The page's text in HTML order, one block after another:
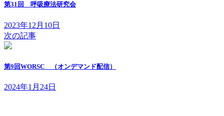
第31回 呼吸療法研究会
2023年12月10日
次の記事
第9回WORSC （オンデマンド配信）
2024年1月24日